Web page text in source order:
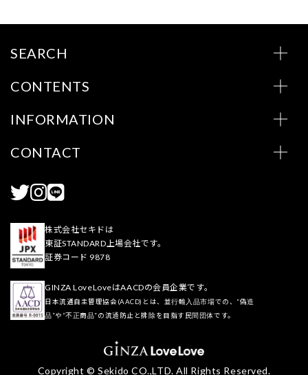
SEARCH
CONTENTS
INFORMATION
CONTACT
株式会社セキドは
東証STANDARD上場会社です。
証券コード 9878
GINZA LoveLoveはAACDの会員企業です。
日本流通自主管理協会(AACD)とは、並行輸入品市場での、“偽造
品”や“不正商品”の流通防止と排除を目指す民間団体です。
Copyright © Sekido CO.,LTD. All Rights Reserved.